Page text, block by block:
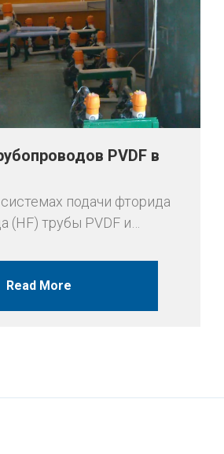
PVDF в
(HF)
подачи фторида
(HF) трубы PVDF и
выдающиеся
Конкретные
следующие:
Read More